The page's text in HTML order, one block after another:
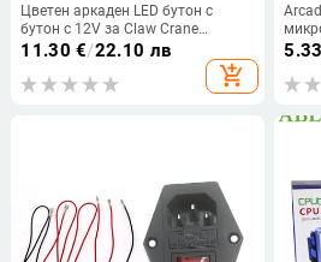
Цветен аркаден LED бутон с
бутон с 12V за Claw Crane
Machine, автомат за продажба,
11.30 €/22.10 лв
add_shopping_cart
8-
5.33